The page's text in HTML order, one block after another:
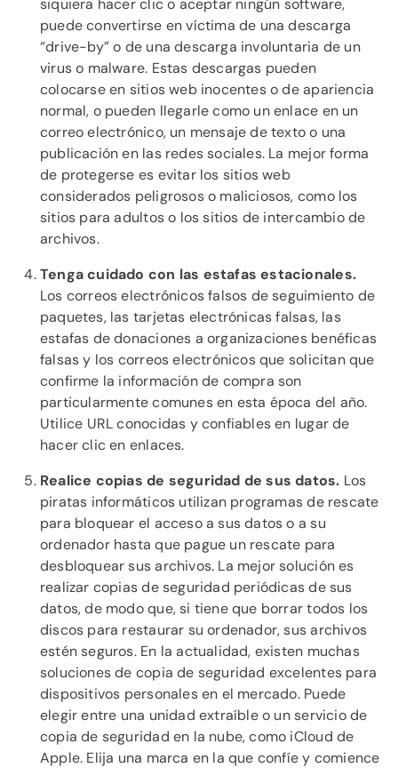
siquiera hacer clic o aceptar ningún software,
puede convertirse en víctima de una descarga
“drive-by” o de una descarga involuntaria de un
virus o malware. Estas descargas pueden
colocarse en sitios web inocentes o de apariencia
normal, o pueden llegarle como un enlace en un
correo electrónico, un mensaje de texto o una
publicación en las redes sociales. La mejor forma
de protegerse es evitar los sitios web
considerados peligrosos o maliciosos, como los
sitios para adultos o los sitios de intercambio de
archivos.
Tenga cuidado con las estafas estacionales.
Los correos electrónicos falsos de seguimiento de
paquetes, las tarjetas electrónicas falsas, las
estafas de donaciones a organizaciones benéficas
falsas y los correos electrónicos que solicitan que
confirme la información de compra son
particularmente comunes en esta época del año.
Utilice URL conocidas y confiables en lugar de
hacer clic en enlaces.
Realice copias de seguridad de sus datos. Los
piratas informáticos utilizan programas de rescate
para bloquear el acceso a sus datos o a su
ordenador hasta que pague un rescate para
desbloquear sus archivos. La mejor solución es
realizar copias de seguridad periódicas de sus
datos, de modo que, si tiene que borrar todos los
discos para restaurar su ordenador, sus archivos
estén seguros. En la actualidad, existen muchas
soluciones de copia de seguridad excelentes para
dispositivos personales en el mercado. Puede
elegir entre una unidad extraíble o un servicio de
copia de seguridad en la nube, como iCloud de
Apple. Elija una marca en la que confíe y comience